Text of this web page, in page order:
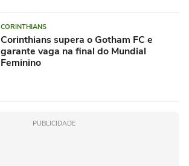
CORINTHIANS
Corinthians supera o Gotham FC e
garante vaga na final do Mundial
Feminino
PUBLICIDADE